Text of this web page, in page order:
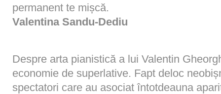
permanent te mișcă.
Valentina Sandu-Dediu
Despre arta pianistică a lui Valentin
economie de superlative. Fapt deloc
spectatori care au asociat întotdeauna